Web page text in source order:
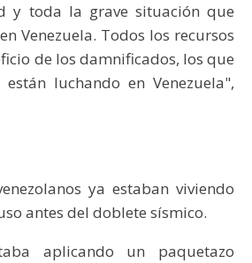
y toda la grave situación que
Venezuela. Todos los recursos
de los damnificados, los que
luchando en Venezuela",
ya estaban viviendo
antes del doblete sísmico.
aplicando un paquetazo